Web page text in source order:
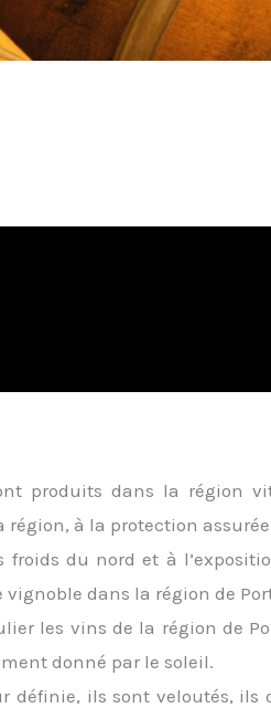
produits dans la région
à la protection
du nord et à
dans la région de
les vins de la région de
donné par le soleil.
définie, ils sont veloutés,